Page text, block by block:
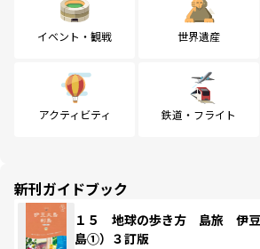
イベント・観戦 世界遺産
アクティビティ 鉄道・フライト
新刊ガイドブック
１５ 地球の歩き方 島旅 伊
島①）３訂版